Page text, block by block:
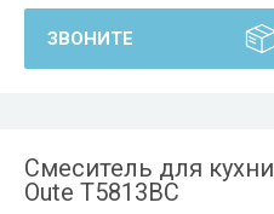
ЗВОНИТЕ
Смеситель для кухни
Oute T5813BC